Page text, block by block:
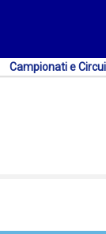
Campionati e